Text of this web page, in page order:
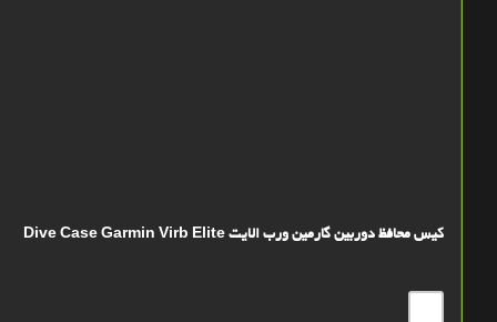
کیس محافظ دوربین گارمین ورب الایت Dive Case Garmin Virb Elite